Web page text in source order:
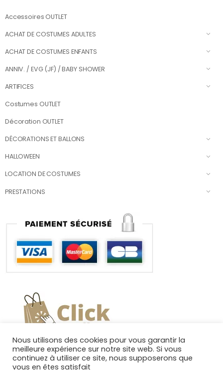
Accessoires OUTLET
ACHAT DE COSTUMES ADULTES
ACHAT DE COSTUMES ENFANTS
ANNIV. / EVG (JF) / BABY SHOWER
ARTIFICES
Costumes OUTLET
Décoration OUTLET
DÉCORATIONS ET BALLONS
HALLOWEEN
LOCATION DE COSTUMES
PRESTATIONS
Nous utilisons des cookies pour vous garantir la
meilleure expérience sur notre site web. Si vous
continuez à utiliser ce site, nous supposerons que
vous en êtes satisfait